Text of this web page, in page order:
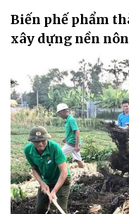
Biến phế phẩm
xây dựng nền